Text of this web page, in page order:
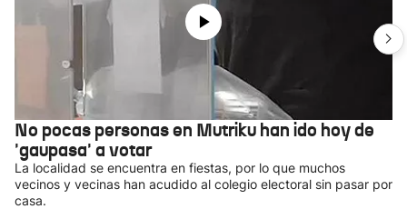
No pocas personas en Mutriku han ido hoy de
'gaupasa' a votar
La localidad se encuentra en fiestas, por lo que muchos
vecinos y vecinas han acudido al colegio electoral sin pasar por
casa.